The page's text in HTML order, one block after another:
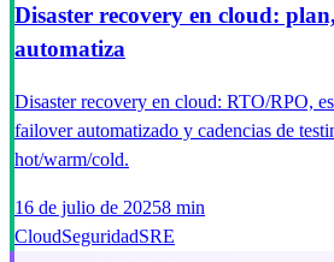
Disaster recovery en cloud:
automatiza
Disaster recovery en cloud: RTO/RPO,
failover automatizado y cadencias de
hot/warm/cold.
16 de julio de 20258 min
CloudSeguridadSRE